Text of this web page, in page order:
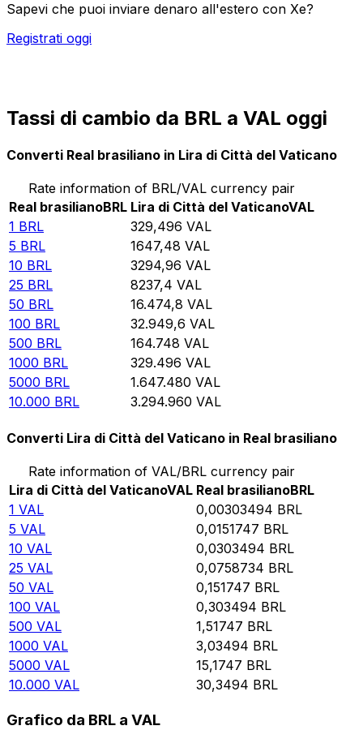
Sapevi che puoi inviare denaro all'estero con Xe?
Registrati oggi
Tassi di cambio da BRL a VAL oggi
Converti Real brasiliano in Lira di Città del Vaticano
Rate information of BRL/VAL currency pair
Real brasilianoBRL Lira di Città del VaticanoVAL
1 BRL 329,496 VAL
5 BRL 1647,48 VAL
10 BRL 3294,96 VAL
25 BRL 8237,4 VAL
50 BRL 16.474,8 VAL
100 BRL 32.949,6 VAL
500 BRL 164.748 VAL
1000 BRL 329.496 VAL
5000 BRL 1.647.480 VAL
10.000 BRL 3.294.960 VAL
Converti Lira di Città del Vaticano in Real brasiliano
Rate information of VAL/BRL currency pair
Lira di Città del VaticanoVAL Real brasilianoBRL
1 VAL 0,00303494 BRL
5 VAL 0,0151747 BRL
10 VAL 0,0303494 BRL
25 VAL 0,0758734 BRL
50 VAL 0,151747 BRL
100 VAL 0,303494 BRL
500 VAL 1,51747 BRL
1000 VAL 3,03494 BRL
5000 VAL 15,1747 BRL
10.000 VAL 30,3494 BRL
Grafico da BRL a VAL